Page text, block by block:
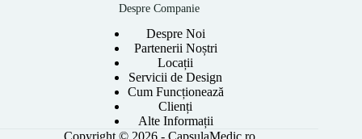
Despre Companie
Despre Noi
Partenerii Noștri
Locații
Servicii de Design
Cum Funcționează
Clienți
Alte Informații
Copyright © 2026 - CapsulaMedic.ro